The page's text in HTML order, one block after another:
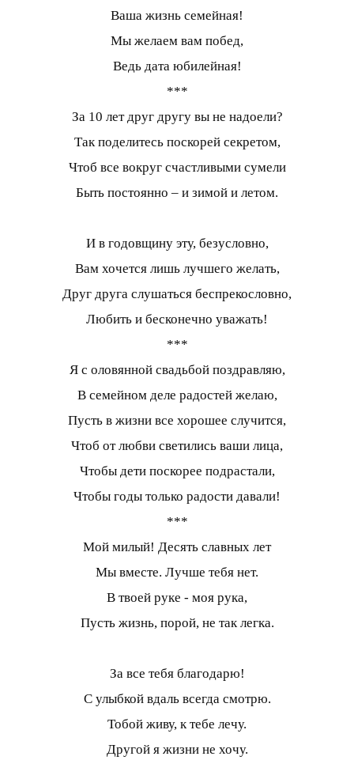
Ваша жизнь семейная!
Мы желаем вам побед,
Ведь дата юбилейная!
***
За 10 лет друг другу вы не надоели?
Так поделитесь поскорей секретом,
Чтоб все вокруг счастливыми сумели
Быть постоянно – и зимой и летом.
И в годовщину эту, безусловно,
Вам хочется лишь лучшего желать,
Друг друга слушаться беспрекословно,
Любить и бесконечно уважать!
***
Я с оловянной свадьбой поздравляю,
В семейном деле радостей желаю,
Пусть в жизни все хорошее случится,
Чтоб от любви светились ваши лица,
Чтобы дети поскорее подрастали,
Чтобы годы только радости давали!
***
Мой милый! Десять славных лет
Мы вместе. Лучше тебя нет.
В твоей руке - моя рука,
Пусть жизнь, порой, не так легка.
За все тебя благодарю!
С улыбкой вдаль всегда смотрю.
Тобой живу, к тебе лечу.
Другой я жизни не хочу.